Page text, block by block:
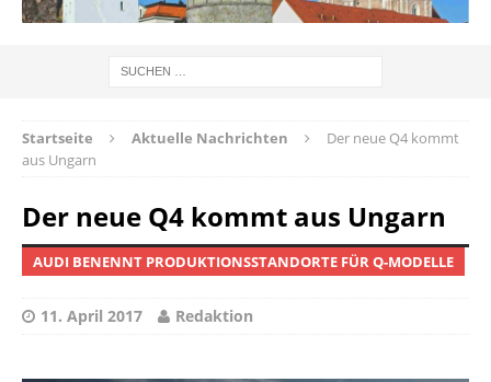
Startseite Aktuelle Nachrichten
Der neue Q4 kommt
aus Ungarn
Der neue Q4 kommt aus Ungarn
AUDI BENENNT PRODUKTIONSSTANDORTE FÜR Q-MODELLE
11. April 2017 Redaktion